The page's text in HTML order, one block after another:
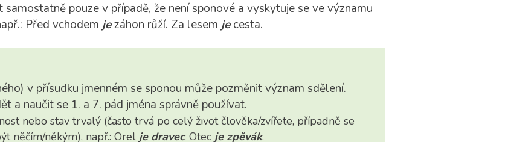
pouze v případě, že není sponové a vyskytuje se ve významu
Před vchodem jezáhon růží. Za lesem jecesta.
v přísudku jmenném se sponou může pozměnit význam sdělení.
a naučit se 1. a 7. pád jména správně používat.
nebo stav trvalý (často trvá po celý život člověka/zvířete, případně se
něčím/někým), např.: Orel je dravec. Otec je zpěvák.